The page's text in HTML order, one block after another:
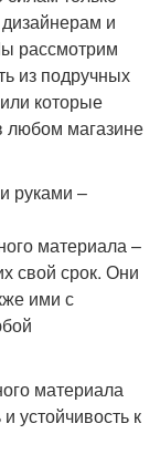
и
рассмотрим
из подручных
которые
любом магазине
руками –
материала –
свой срок. Они
ими с
материала
устойчивость к